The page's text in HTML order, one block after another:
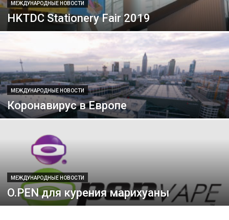
МЕЖДУНАРОДНЫЕ НОВОСТИ
HKTDC Stationery Fair 2019
МЕЖДУНАРОДНЫЕ НОВОСТИ
Коронавирус в Европе
МЕЖДУНАРОДНЫЕ НОВОСТИ
O.PEN для курения марихуаны